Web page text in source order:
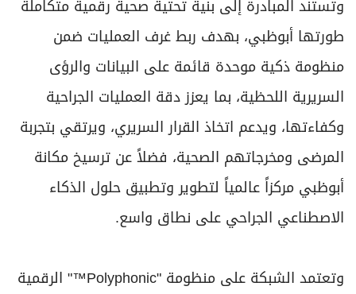
وتستند المبادرة إلى بنية تحتية صحية رقمية متكاملة
طورتها أبوظبي، بهدف ربط غرف العمليات ضمن
منظومة ذكية موحدة قائمة على البيانات والرؤى
السريرية اللحظية، بما يعزز دقة العمليات الجراحية
وكفاءتها، ويدعم اتخاذ القرار السريري، ويرتقي بتجربة
المرضى ومخرجاتهم الصحية، فضلاً عن ترسيخ مكانة
أبوظبي مركزاً عالمياً لتطوير وتطبيق حلول الذكاء
الاصطناعي الجراحي على نطاق واسع.
وتعتمد الشبكة على منظومة "Polyphonic™" الرقمية